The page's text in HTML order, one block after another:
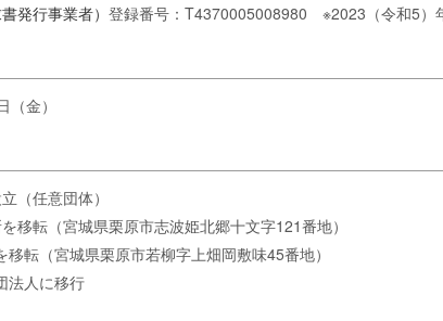
発行事業者） 登録番号：T4370005008980 ※2023（令和5）
金）
（任意団体）
移転（宮城県栗原市志波姫北郷十文字121番地）
転（宮城県栗原市若柳字上畑岡敷味45番地）
法人に移行